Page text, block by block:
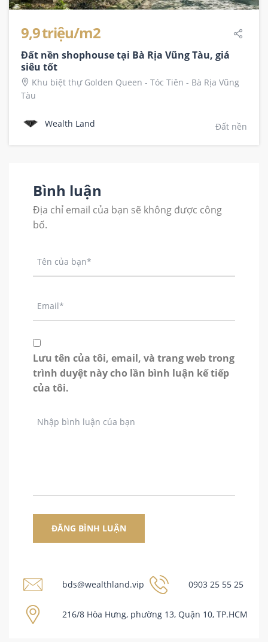
9,9 triệu/m2
Đất nền shophouse tại Bà Rịa Vũng Tàu, giá
siêu tốt
Khu biệt thự Golden Queen - Tóc Tiên - Bà Rịa Vũng
Tàu
Wealth Land Đất nền
Bình luận
Địa chỉ email của bạn sẽ không được công
bố.
Lưu tên của tôi, email, và trang web trong
trình duyệt này cho lần bình luận kế tiếp
của tôi.
bds@wealthland.vip 0903 25 55 25
216/8 Hòa Hưng, phường 13, Quận 10, TP.HCM